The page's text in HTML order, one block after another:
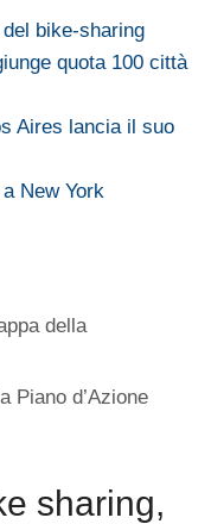
bike-sharing
quota 100 città
Aires lancia il suo
New York
della
Piano d’Azione
sharing,